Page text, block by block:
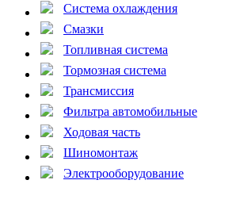
Система охлаждения
Смазки
Топливная система
Тормозная система
Трансмиссия
Фильтра автомобильные
Ходовая часть
Шиномонтаж
Электрооборудование